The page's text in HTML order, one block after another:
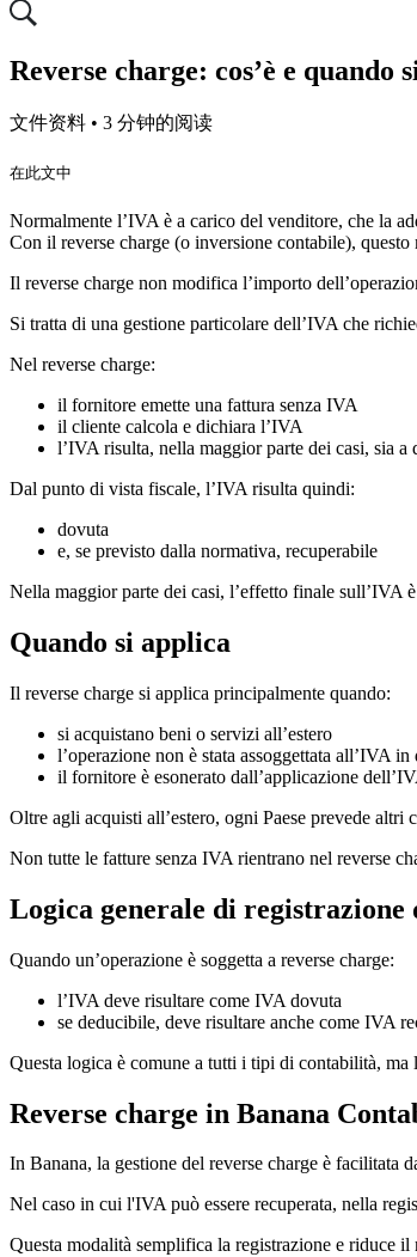
Reverse charge: cos’è e quando
文件资料 • 3 分钟的阅读
在此文中
Normalmente l’IVA è a carico del venditore, che la
Con il reverse charge (o inversione contabile),
Il reverse charge non modifica l’importo
Si tratta di una gestione particolare dell’IVA che
Nel reverse charge:
il fornitore emette una fattura senza IVA
il cliente calcola e dichiara l’IVA
l’IVA risulta, nella maggior parte dei casi, sia a
Dal punto di vista fiscale, l’IVA risulta quindi:
dovuta
e, se previsto dalla normativa, recuperabile
Nella maggior parte dei casi, l’effetto finale sull’IVA
Quando si applica
Il reverse charge si applica principalmente quando:
si acquistano beni o servizi all’estero
l’operazione non è stata assoggettata all’IVA in
il fornitore è esonerato dall’applicazione
Oltre agli acquisti all’estero, ogni Paese prevede
Non tutte le fatture senza IVA rientrano nel reverse
Logica generale di registrazione
Quando un’operazione è soggetta a reverse charge:
l’IVA deve risultare come IVA dovuta
se deducibile, deve risultare anche come IVA
Questa logica è comune a tutti i tipi di contabilità, ma
Reverse charge in Banana
In Banana, la gestione del reverse charge è facilitata
Nel caso in cui l'IVA può essere recuperata, nella
Questa modalità semplifica la registrazione e riduce